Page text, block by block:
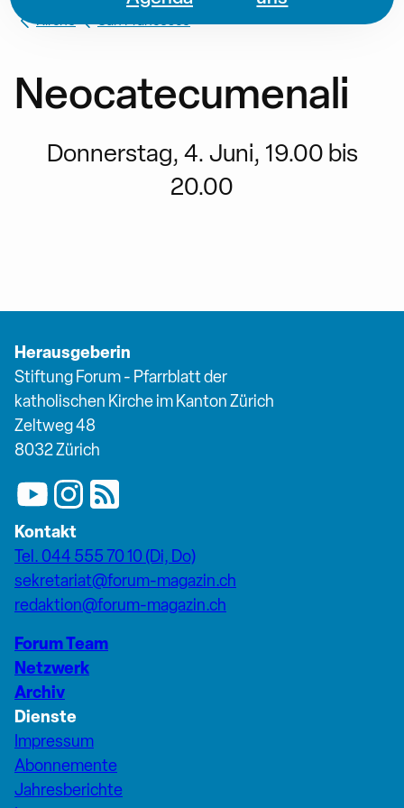
Kirche San Francesco
Neocatecumenali
Donnerstag, 4. Juni, 19.00 bis
20.00
Herausgeberin
Stiftung Forum - Pfarrblatt der
katholischen Kirche im Kanton Zürich
Zeltweg 48
8032 Zürich
Kontakt
Tel. 044 555 70 10 (Di, Do)
sekretariat@forum-magazin.ch
redaktion@forum-magazin.ch
Forum Team
Netzwerk
Archiv
Dienste
Impressum
Abonnemente
Jahresberichte